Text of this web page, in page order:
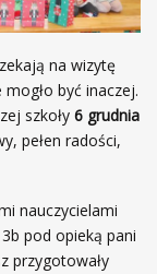
na wizytę
być inaczej.
szkoły 6 grudnia
pełen radości,
nauczycielami
pod opieką pani
przygotowały